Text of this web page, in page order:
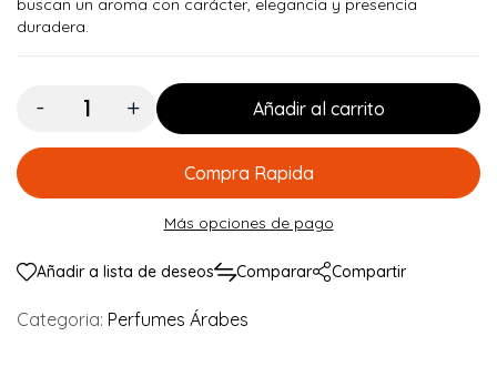
duradera.
Cantidad:
Añadir al carrito
Compra Rapida
Más opciones de pago
Añadir a lista de deseos Comparar Compartir
Categoria: Perfumes Árabes